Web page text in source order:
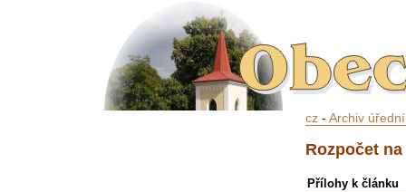
cz- Archiv
Rozpočet
Přílohy k článku